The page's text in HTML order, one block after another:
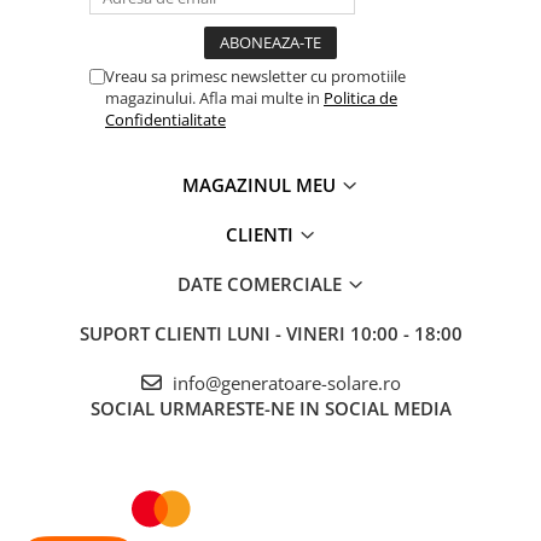
Accesorii instrumente de masura
Luxmetru
Osciloscoape
Vreau sa primesc newsletter cu promotiile
magazinului. Afla mai multe in Politica de
Confidentialitate
MAGAZINUL MEU
CLIENTI
DATE COMERCIALE
SUPORT CLIENTI LUNI - VINERI 10:00 - 18:00
info@generatoare-solare.ro
SOCIAL URMARESTE-NE IN SOCIAL MEDIA